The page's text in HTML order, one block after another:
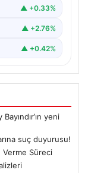
▲ +0.33%
▲ +2.76%
▲ +0.42%
yeni
suç duyurusu!
Verme Süreci